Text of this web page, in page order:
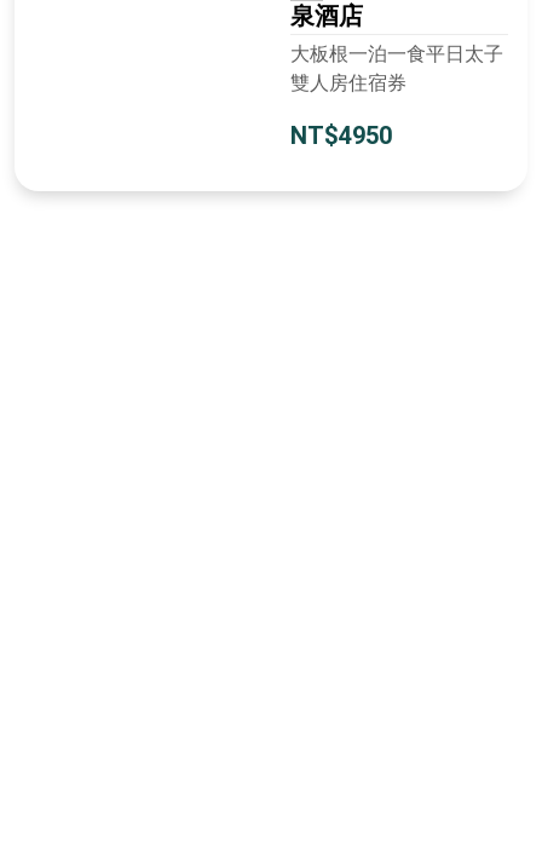
泉酒店
大板根一泊一食平日太子
雙人房住宿券
NT$4950